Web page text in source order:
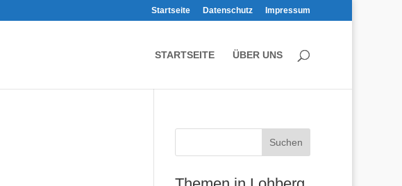
Startseite Datenschutz Impressum
STARTSEITE ÜBER UNS